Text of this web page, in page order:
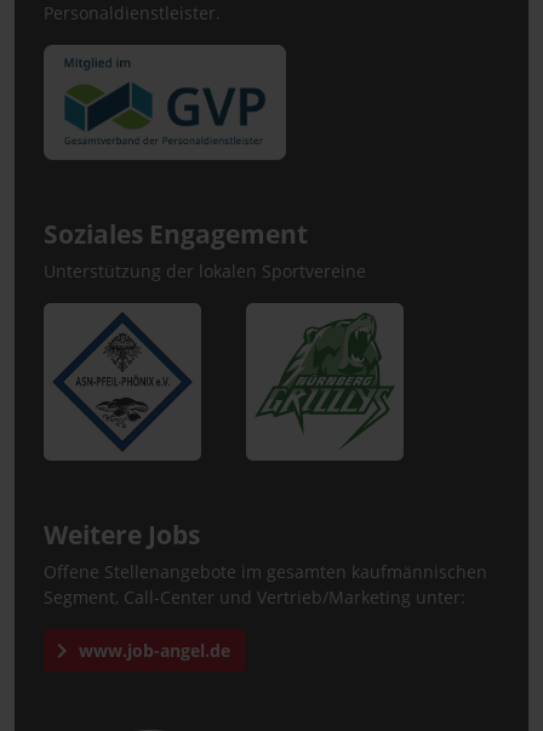
Personaldienstleister.
Soziales Engagement
Unterstützung der lokalen Sportvereine
Weitere Jobs
Offene Stellenangebote im gesamten kaufmännischen
Segment, Call-Center und Vertrieb/Marketing unter:
www.job-angel.de